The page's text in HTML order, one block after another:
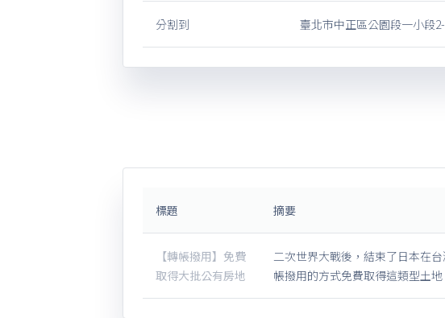
分割到 臺北市中正區公園段一小段
標題 摘要
【轉帳撥用】免費
取得大批公有房地
二次世界大戰後，結束了日本在
帳撥用的方式免費取得這類型土